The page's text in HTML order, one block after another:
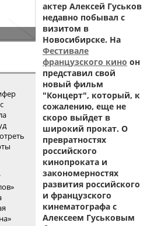
актер Алексей Гуськов
недавно побывал с
визитом в
Новосибирске. На
Фестивале
французского кино он
представил свой
новый фильм
"Концерт", который, к
сожалению, еще не
скоро выйдет в
широкий прокат. О
превратностях
российского
кинопроката и
закономерностях
развития российского
и французского
кинематографа с
Алексеем Гуськовым